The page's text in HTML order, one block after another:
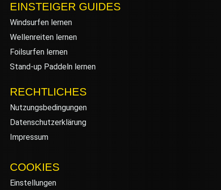
EINSTEIGER GUIDES
Windsurfen lernen
Wellenreiten lernen
Foilsurfen lernen
Stand-up Paddeln lernen
RECHTLICHES
Nutzungsbedingungen
Datenschutzerklärung
Impressum
COOKIES
Einstellungen